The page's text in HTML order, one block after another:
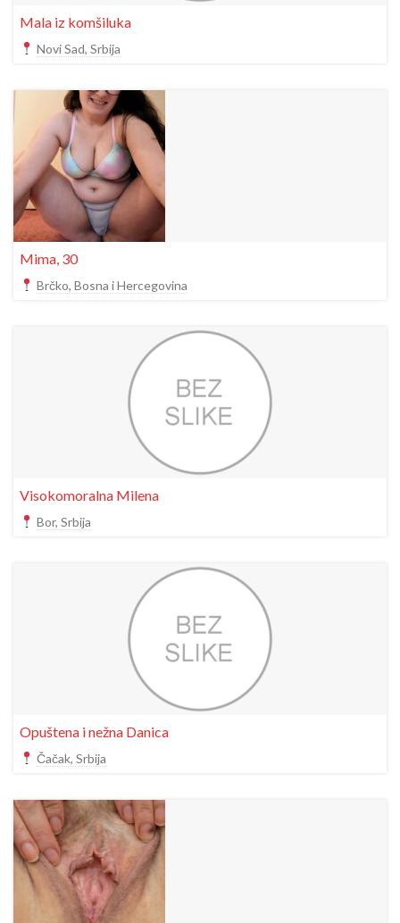
Mala iz komšiluka
Novi Sad, Srbija
Mima, 30
Brčko, Bosna i Hercegovina
Visokomoralna Milena
Bor, Srbija
Opuštena i nežna Danica
Čačak, Srbija